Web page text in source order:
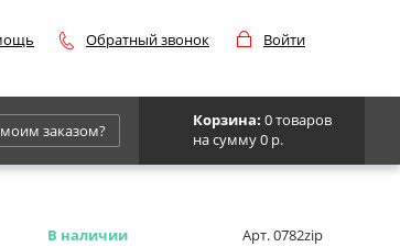
Обратный звонок Войти
заказом?
Корзина: 0 товаров
на сумму 0 р.
В наличии Арт. 0782zip